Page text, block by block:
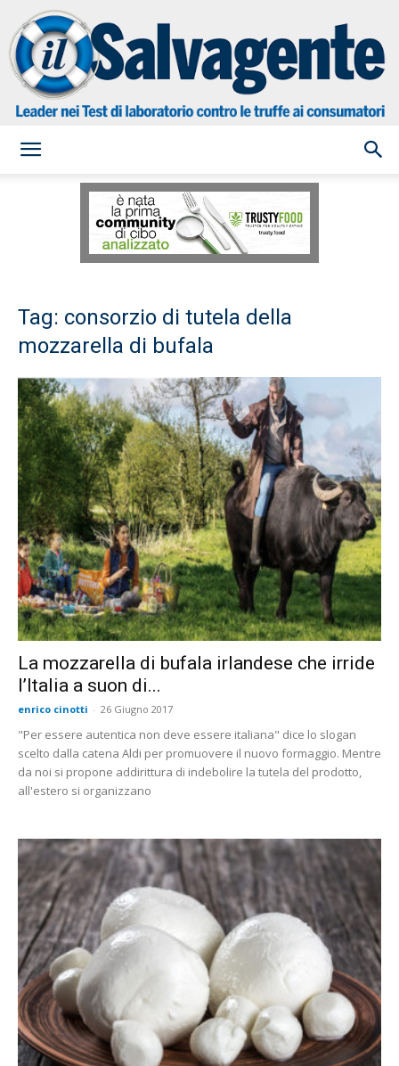
Salvagente
Tag: consorzio di tutela della
mozzarella di bufala
La mozzarella di bufala irlandese che irride
l’Italia a suon di...
enrico cinotti - 26 Giugno 2017
"Per essere autentica non deve essere italiana" dice lo slogan
scelto dalla catena Aldi per promuovere il nuovo formaggio. Mentre
da noi si propone addirittura di indebolire la tutela del prodotto,
all'estero si organizzano